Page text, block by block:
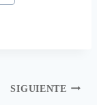
SIGUIENTE